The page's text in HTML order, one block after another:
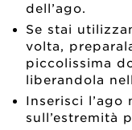
dell’ago.
Se stai
volta,
piccolissima
liberandola
Inserisci l’ago
sull’estremità